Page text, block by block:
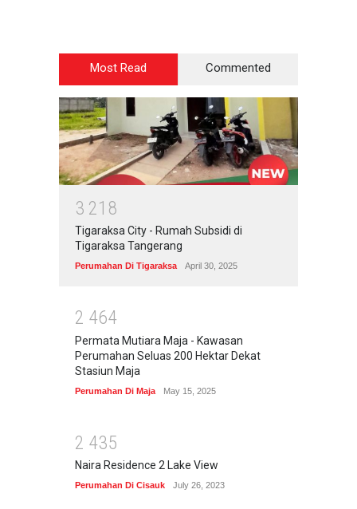
Most Read Commented
3 21 8
Tigaraksa City - Rumah Subsidi di
Tigaraksa Tangerang
Perumahan Di Tigaraksa April 30, 2025
2 464
Permata Mutiara Maja - Kawasan
Perumahan Seluas 200 Hektar Dekat
Stasiun Maja
Perumahan Di Maja May 15, 2025
2 435
Naira Residence 2 Lake View
Perumahan Di Cisauk July 26, 2023